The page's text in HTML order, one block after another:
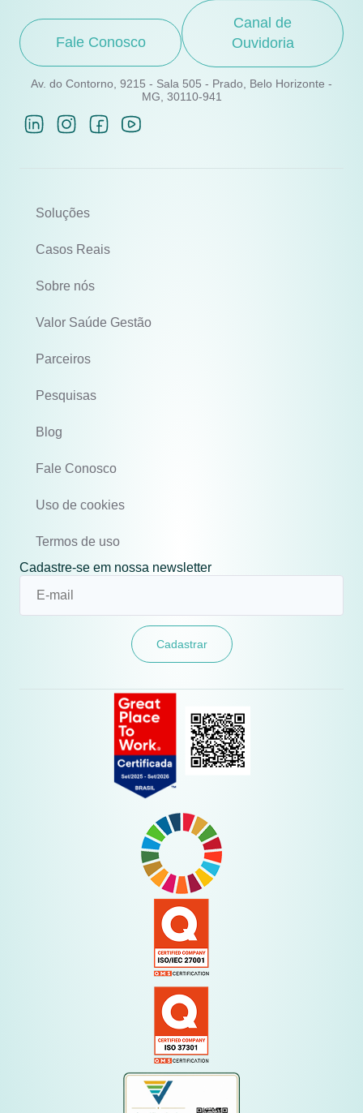
Fale Conosco
Canal de
Ouvidoria
Av. do Contorno, 9215 - Sala 505 - Prado, Belo Horizonte -
MG, 30110-941
Soluções
Casos Reais
Sobre nós
Valor Saúde Gestão
Parceiros
Pesquisas
Blog
Fale Conosco
Uso de cookies
Termos de uso
Cadastre-se em nossa newsletter
Cadastrar